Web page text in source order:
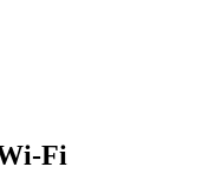
Fi